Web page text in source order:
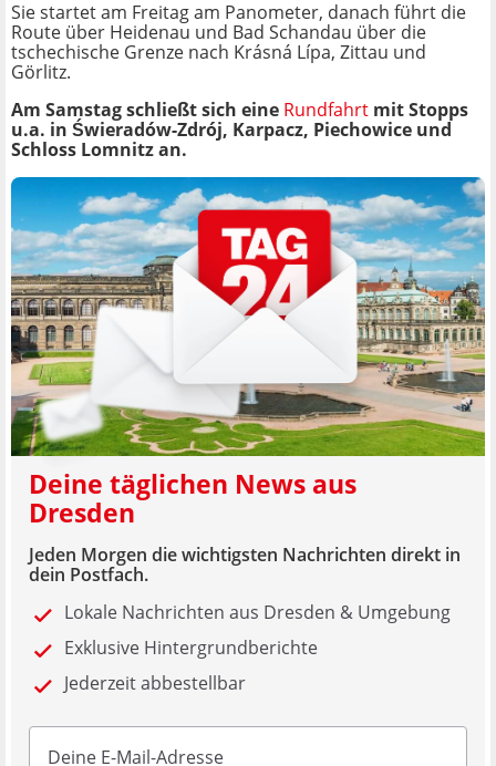
Sie startet am Freitag am Panometer, danach führt die
Route über Heidenau und Bad Schandau über die
tschechische Grenze nach Krásná Lípa, Zittau und
Görlitz.
Am Samstag schließt sich eine Rundfahrt mit Stopps
u.a. in Świeradów-Zdrój, Karpacz, Piechowice und
Schloss Lomnitz an.
Deine täglichen News aus
Dresden
Jeden Morgen die wichtigsten Nachrichten direkt in
dein Postfach.
Lokale Nachrichten aus Dresden & Umgebung
Exklusive Hintergrundberichte
Jederzeit abbestellbar